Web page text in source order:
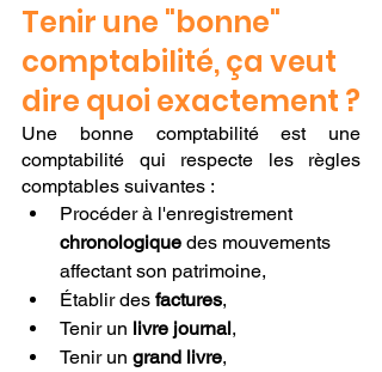
Tenir une "bonne"
comptabilité, ça veut
dire quoi exactement ?
Une bonne comptabilité est une
comptabilité qui respecte les règles
comptables suivantes :
Procéder à l'enregistrement
chronologique des mouvements
affectant son patrimoine,
Établir des factures,
Tenir un livre journal,
Tenir un grand livre,